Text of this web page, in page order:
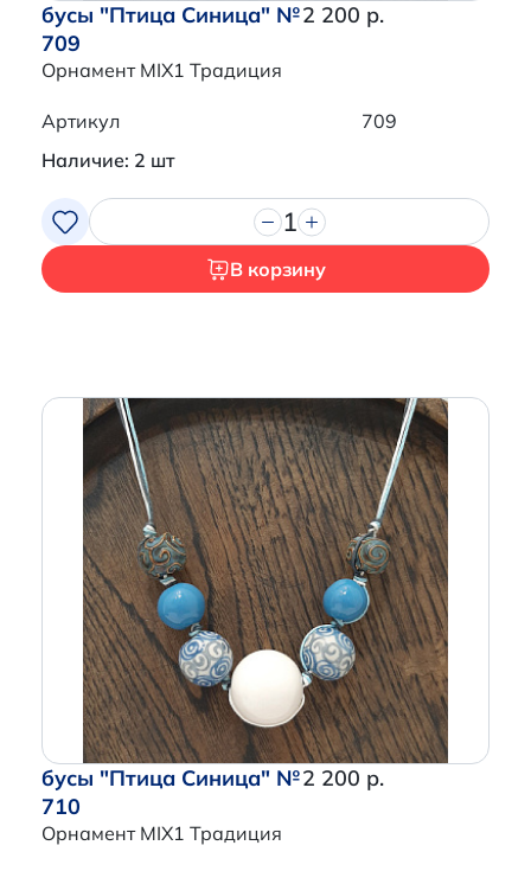
Продолжить покупки
Перейти в корзину
бусы "Птица Синица" №
709
Орнамент MIX1 Традиция
2 200 р.
Артикул
709
Наличие: 2 шт
1
В корзину
бусы "Птица Синица" №
710
Орнамент MIX1 Традиция
2 200 р.